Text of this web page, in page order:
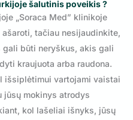
šalutinis poveikis ?
„Soraca Med” klinikoje
tačiau nesijaudinkite,
gali būti neryškus, akis gali
kraujuota arba raudona.
išsiplėtimui vartojami vaistai
jūsų mokinys atrodys
kol lašeliai išnyks, jūsų